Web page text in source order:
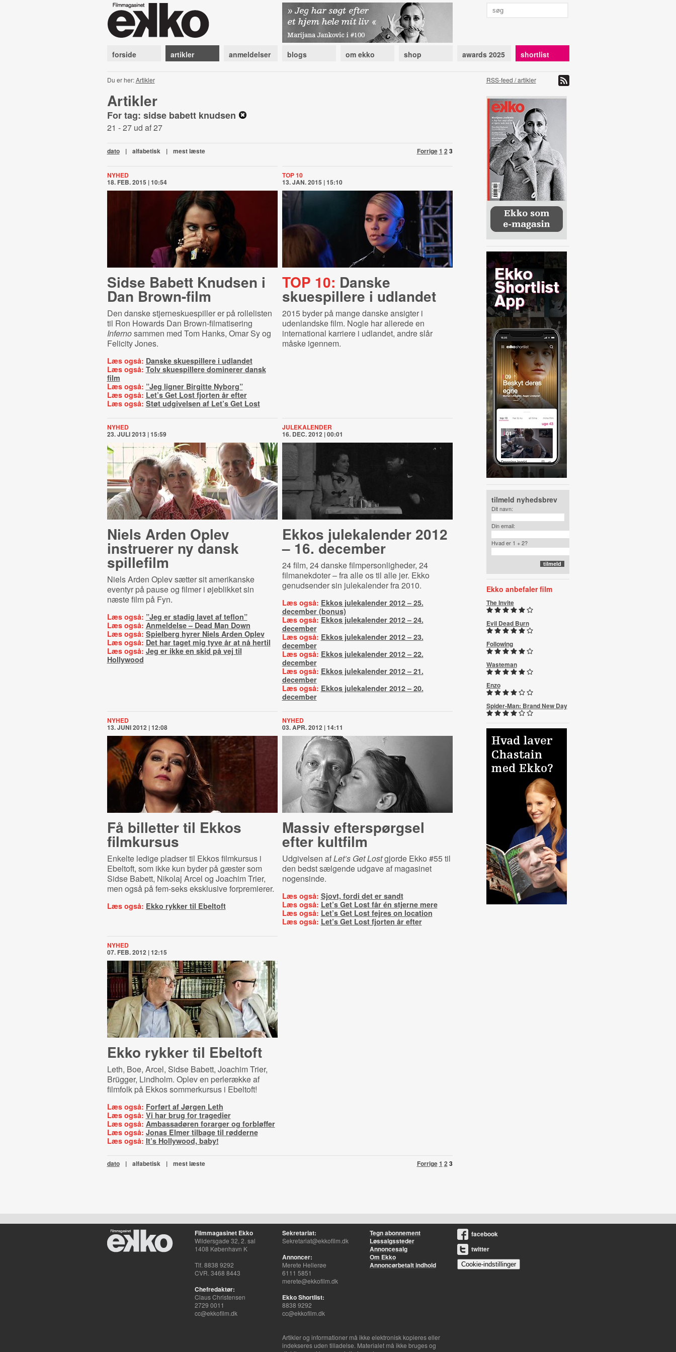
forside artikler anmeldelser blogs om ekko shop awards 2025 shortlist
Du er her:Artikler RSS-feed / artikler
Artikler
For tag: sidse babett knudsen
21 - 27 ud af 27
Forrige1 2 3
dato | alfabetisk | mest læste
NYHED
18. FEB. 2015 | 10:54
Sidse Babett Knudsen i
Dan Brown-film
Den danske stjerneskuespiller er på rollelisten
til Ron Howards Dan Brown-filmatisering
Infernosammen med Tom Hanks, Omar Sy og
Felicity Jones.
Læs også: Danske skuespillere i udlandet
Læs også: Tolv skuespillere dominerer dansk
film
Læs også: ”Jeg ligner Birgitte Nyborg”
Læs også: Let’s Get Lost fjorten år efter
Læs også: Støt udgivelsen af Let’s Get Lost
TOP 10
13. JAN. 2015 | 15:10
TOP 10: Danske
skuespillere i udlandet
2015 byder på mange danske ansigter i
udenlandske film. Nogle har allerede en
international karriere i udlandet, andre slår
måske igennem.
NYHED
23. JULI 2013 | 15:59
Niels Arden Oplev
instruerer ny dansk
spillefilm
Niels Arden Oplev sætter sit amerikanske
eventyr på pause og filmer i øjeblikket sin
næste film på Fyn.
Læs også: ”Jeg er stadig lavet af teflon”
Læs også: Anmeldelse – Dead Man Down
Læs også: Spielberg hyrer Niels Arden Oplev
Læs også: Det har taget mig tyve år at nå hertil
Læs også: Jeg er ikke en skid på vej til
Hollywood
JULEKALENDER
16. DEC. 2012 | 00:01
Ekkos julekalender 2012
– 16. december
24 film, 24 danske filmpersonligheder, 24
filmanekdoter – fra alle os til alle jer. Ekko
genudsender sin julekalender fra 2010.
Læs også: Ekkos julekalender 2012 – 25.
december (bonus)
Læs også: Ekkos julekalender 2012 – 24.
december
Læs også: Ekkos julekalender 2012 – 23.
december
Læs også: Ekkos julekalender 2012 – 22.
december
Læs også: Ekkos julekalender 2012 – 21.
december
Læs også: Ekkos julekalender 2012 – 20.
december
NYHED
13. JUNI 2012 | 12:08
Få billetter til Ekkos
filmkursus
Enkelte ledige pladser til Ekkos filmkursus i
Ebeltoft, som ikke kun byder på gæster som
Sidse Babett, Nikolaj Arcel og Joachim Trier,
men også på fem-seks eksklusive forpremierer.
Læs også: Ekko rykker til Ebeltoft
NYHED
03. APR. 2012 | 14:11
Massiv efterspørgsel
efter kultfilm
Udgivelsen afLet’s Get Lostgjorde Ekko #55 til
den bedst sælgende udgave af magasinet
nogensinde.
Læs også: Sjovt, fordi det er sandt
Læs også: Let’s Get Lost får én stjerne mere
Læs også: Let’s Get Lost fejres on location
Læs også: Let’s Get Lost fjorten år efter
NYHED
07. FEB. 2012 | 12:15
Ekko rykker til Ebeltoft
Leth, Boe, Arcel, Sidse Babett, Joachim Trier,
Brügger, Lindholm. Oplev en perlerække af
filmfolk på Ekkos sommerkursus i Ebeltoft!
Læs også: Forført af Jørgen Leth
Læs også: Vi har brug for tragedier
Læs også: Ambassadøren forarger og forbløffer
Læs også: Jonas Elmer tilbage til rødderne
Læs også: It’s Hollywood, baby!
Forrige1 2 3
dato | alfabetisk | mest læste
tilmeld nyhedsbrev
Dit navn:
Din email:
Hvad er 1 + 2?
Ekko anbefaler film
The Invite
Evil Dead Burn
Following
Wasteman
Enzo
Spider-Man: Brand New Day
Filmmagasinet Ekko
Wildersgade 32, 2. sal
1408 København K
Tlf. 8838 9292
CVR. 3468 8443
Chefredaktør:
Claus Christensen
2729 0011
cc@ekkofilm.dk
Sekretariat:
Sekretariat@ekkofilm.dk
Annoncer:
Merete Hellerøe
6111 5851
merete@ekkofilm.dk
Ekko Shortlist:
8838 9292
cc@ekkofilm.dk
Tegn abonnement
Løssalgssteder
Annoncesalg
Om Ekko
Annoncørbetalt indhold
facebook
twitter
Cookie-indstillinger
Artikler og informationer må ikke elektronisk kopieres eller
indekseres uden tilladelse. Materialet må ikke bruges og